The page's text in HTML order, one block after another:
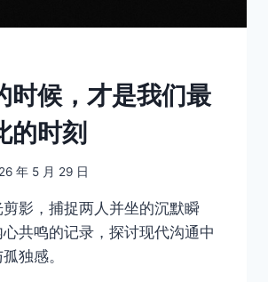
时候，才是我们最
的时刻
年 5 月 29 日
影，捕捉两人并坐的沉默瞬
共鸣的记录，探讨现代沟通中
独感。